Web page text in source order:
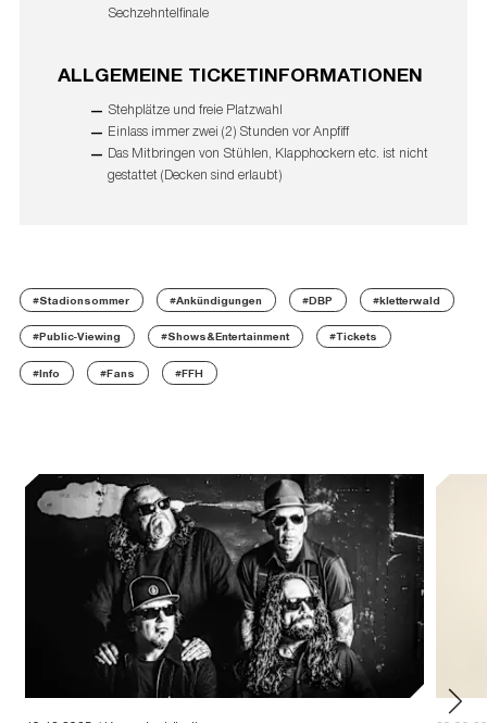
Sechzehntelfinale
ALLGEMEINE TICKETINFORMATIONEN
Stehplätze und freie Platzwahl
Einlass immer zwei (2) Stunden vor Anpfiff
Das Mitbringen von Stühlen, Klapphockern etc. ist nicht
gestattet (Decken sind erlaubt)
#Stadionsommer #Ankündigungen #DBP #kletterwald
#Public-Viewing #Shows&Entertainment #Tickets
#Info #Fans #FFH